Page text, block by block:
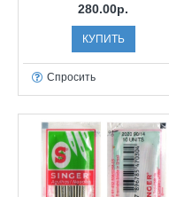
280.00р.
КУПИТЬ
Спросить